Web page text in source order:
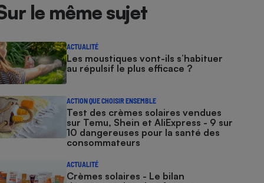
le même sujet
ACTUALITÉ
Les moustiques vont-ils s’habituer
au répulsif le plus efficace ?
ACTION QUE CHOISIR ENSEMBLE
Test des crèmes solaires vendues
sur Temu, Shein et AliExpress - 9 sur
10 dangereuses pour la santé des
consommateurs
ACTUALITÉ
Crèmes solaires - Le bilan